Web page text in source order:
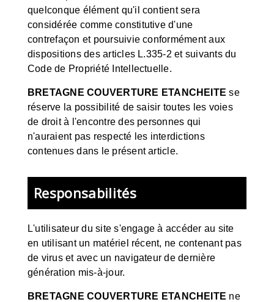
quelconque élément qu'il contient sera
considérée comme constitutive d'une
contrefaçon et poursuivie conformément aux
dispositions des articles L.335-2 et suivants du
Code de Propriété Intellectuelle.
BRETAGNE COUVERTURE ETANCHEITEse
réserve la possibilité de saisir toutes les voies
de droit à l'encontre des personnes qui
n'auraient pas respecté les interdictions
contenues dans le présent article.
Responsabilités
L'utilisateur du site s'engage à accéder au site
en utilisant un matériel récent, ne contenant pas
de virus et avec un navigateur de dernière
génération mis-à-jour.
BRETAGNE COUVERTURE ETANCHEITE ne